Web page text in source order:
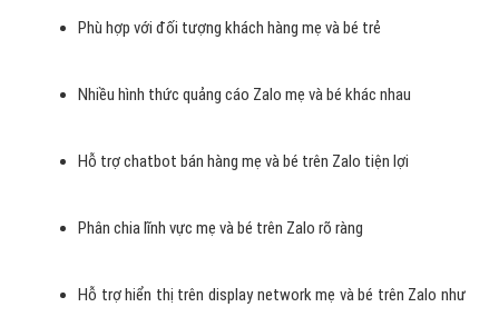
Phù hợp với đối tượng khách hàng mẹ và bé trẻ
Nhiều hình thức quảng cáo Zalo mẹ và bé khác nhau
Hỗ trợ chatbot bán hàng mẹ và bé trên Zalo tiện lợi
Phân chia lĩnh vực mẹ và bé trên Zalo rõ ràng
Hỗ trợ hiển thị trên display network mẹ và bé trên Zalo như